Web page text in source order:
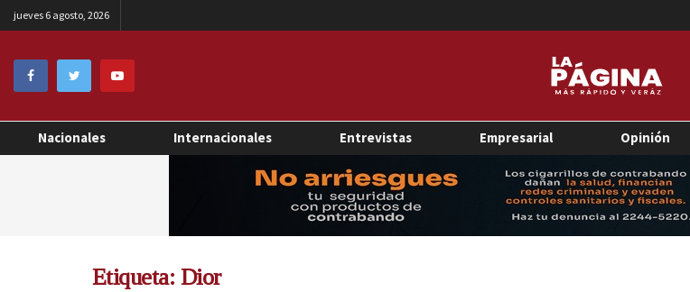
jueves 6 agosto, 2026
Nacionales Internacionales Entrevistas Empresarial Opinión
Etiqueta: Dior